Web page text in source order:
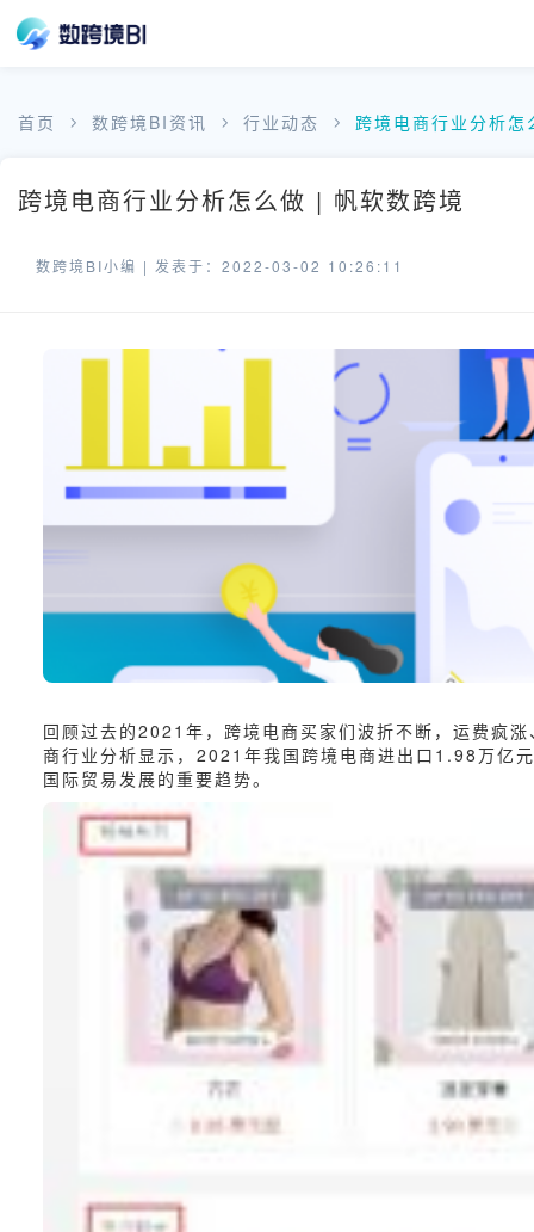
首页 数跨境BI资讯 行业动态 跨境电商行业分析怎
跨境电商行业分析怎么做 | 帆软数跨境
数跨境BI小编 | 发表于：2022-03-02 10:26:11
回顾过去的2021年，跨境电商买家们波折不断，运费疯
商行业分析 显示，2021年我国跨境电商进出口1.98万亿
国际贸易发展的重要趋势。